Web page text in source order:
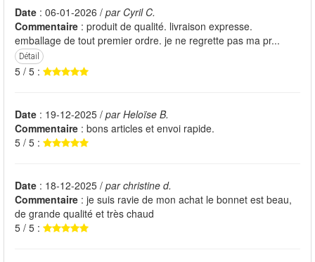
Date : 06-01-2026 / par Cyril C.
Commentaire : produit de qualité. livraison expresse.
emballage de tout premier ordre. je ne regrette pas ma pr...
Détail
5 / 5 :
Date : 19-12-2025 / par Heloïse B.
Commentaire : bons articles et envoi rapide.
5 / 5 :
Date : 18-12-2025 / par christine d.
Commentaire : je suis ravie de mon achat le bonnet est beau,
de grande qualité et très chaud
5 / 5 :